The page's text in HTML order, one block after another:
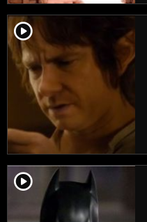
player2
player2